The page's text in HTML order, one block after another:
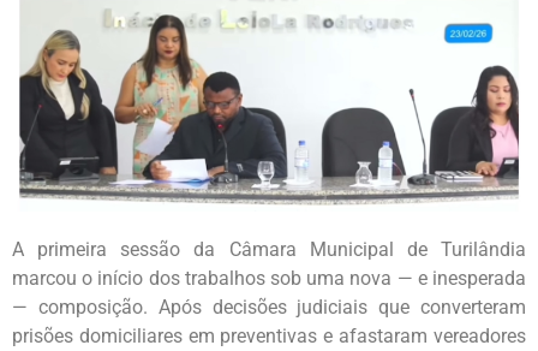
A primeira sessão da Câmara Municipal de Turilândia
marcou o início dos trabalhos sob uma nova — e inesperada
— composição. Após decisões judiciais que converteram
prisões domiciliares em preventivas e afastaram vereadores